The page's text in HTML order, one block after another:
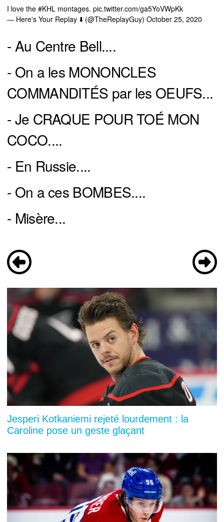
I love the #KHL montages. pic.twitter.com/ga5YoVWpKk
— Here's Your Replay ⬇️ (@TheReplayGuy) October 25, 2020
- Au Centre Bell....
- On a les MONONCLES
COMMANDITÉS par les OEUFS...
- Je CRAQUE POUR TOÉ MON
COCO....
- En Russie....
- On a ces BOMBES....
- Misère...
Jesperi Kotkaniemi rejeté lourdement : la
Caroline pose un geste glaçant